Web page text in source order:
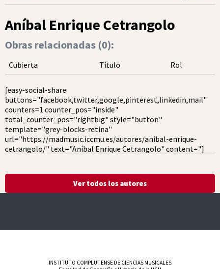
Aníbal Enrique Cetrangolo
Obras relacionadas (0):
Cubierta Título Rol
[easy-social-share
buttons="facebook,twitter,google,pinterest,linkedin,mail"
counters=1 counter_pos="inside"
total_counter_pos="rightbig" style="button"
template="grey-blocks-retina"
url="https://madmusic.iccmu.es/autores/anibal-enrique-
cetrangolo/" text="Aníbal Enrique Cetrangolo" content="]
Ver todos los autores
INSTITUTO COMPLUTENSE DE CIENCIAS MUSICALES